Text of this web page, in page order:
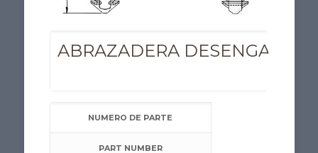
ABRAZADERA
NUMERO DE PARTE
PART NUMBER